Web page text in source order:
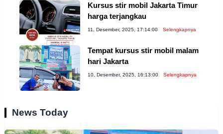
Kursus stir mobil Jakarta Timur
harga terjangkau
11, Desember, 2025, 17:14:00 Selengkapnya
Tempat kursus stir mobil malam
hari Jakarta
10, Desember, 2025, 16:13:00 Selengkapnya
News Today